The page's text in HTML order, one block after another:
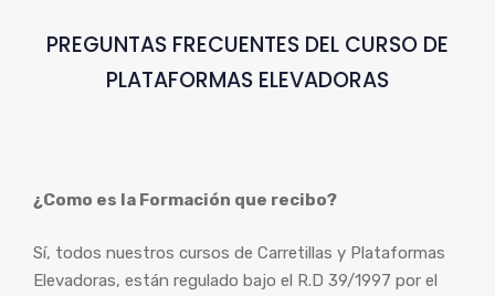
PREGUNTAS FRECUENTES DEL CURSO DE
PLATAFORMAS ELEVADORAS
¿Como es la Formación que recibo?
Sí, todos nuestros cursos de Carretillas y Plataformas
Elevadoras, están regulado bajo el R.D 39/1997 por el